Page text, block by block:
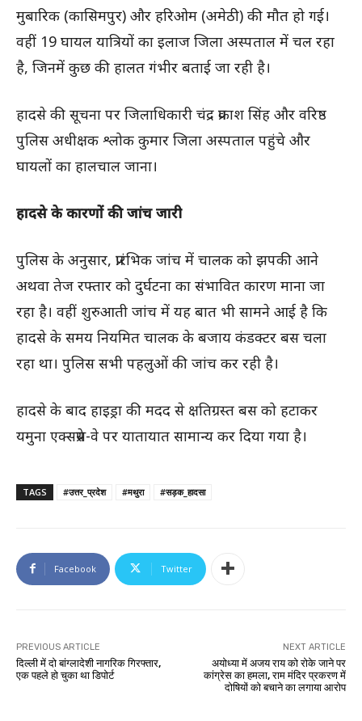
मुबारिक (कासिमपुर) और हरिओम (अमेठी) की मौत हो गई।
वहीं 19 घायल यात्रियों का इलाज जिला अस्पताल में चल रहा
है, जिनमें कुछ की हालत गंभीर बताई जा रही है।
हादसे की सूचना पर जिलाधिकारी चंद्र प्रकाश सिंह और वरिष्ठ
पुलिस अधीक्षक श्लोक कुमार जिला अस्पताल पहुंचे और
घायलों का हालचाल जाना।
हादसे के कारणों की जांच जारी
पुलिस के अनुसार, प्रारंभिक जांच में चालक को झपकी आने
अथवा तेज रफ्तार को दुर्घटना का संभावित कारण माना जा
रहा है। वहीं शुरुआती जांच में यह बात भी सामने आई है कि
हादसे के समय नियमित चालक के बजाय कंडक्टर बस चला
रहा था। पुलिस सभी पहलुओं की जांच कर रही है।
हादसे के बाद हाइड्रा की मदद से क्षतिग्रस्त बस को हटाकर
यमुना एक्सप्रेस-वे पर यातायात सामान्य कर दिया गया है।
TAGS #उत्तर_प्रदेश #मथुरा #सड़क_हादसा
Facebook Twitter
PREVIOUS ARTICLE
दिल्ली में दो बांग्लादेशी नागरिक गिरफ्तार,
एक पहले हो चुका था डिपोर्ट
NEXT ARTICLE
अयोध्या में अजय राय को रोके जाने पर
कांग्रेस का हमला, राम मंदिर प्रकरण में
दोषियों को बचाने का लगाया आरोप